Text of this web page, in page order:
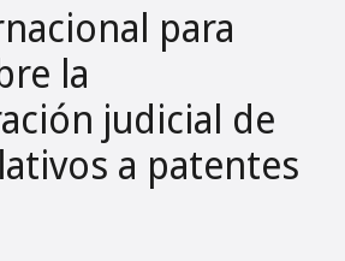
para
la
judicial de
a patentes